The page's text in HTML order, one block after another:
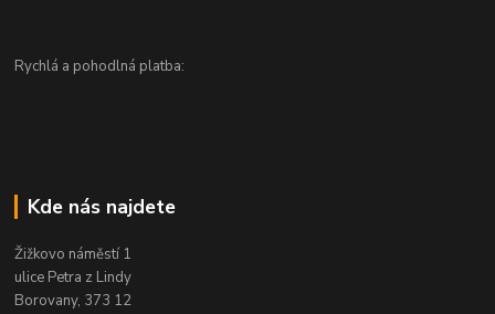
Rychlá a pohodlná platba:
Kde nás najdete
Žižkovo náměstí 1
ulice Petra z Lindy
Borovany, 373 12